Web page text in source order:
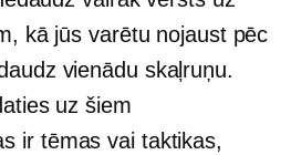
kā jūs varētu nojaust pēc
vienādu skaļruņu.
uz šiem
ir tēmas vai taktikas,